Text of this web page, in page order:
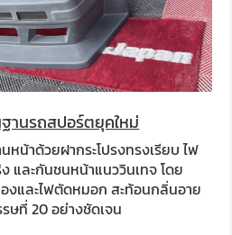
านรถสปอร์ตยุคใหม่
น้าด้วยฝากระโปรงทรงเรียบ ไฟ
และกันชนหน้าแนววินเทจ โดย
งและไฟตัดหมอก สะท้อนกลิ่นอาย
ษที่ 20 อย่างชัดเจน